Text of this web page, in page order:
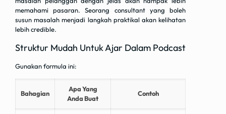
memahami pasaran. Seorang consultant yang boleh
susun masalah menjadi langkah praktikal akan kelihatan
lebih credible.
Struktur Mudah Untuk Ajar Dalam Podcast
Gunakan formula ini:
Bahagian
Apa Yang
Anda Buat
Contoh